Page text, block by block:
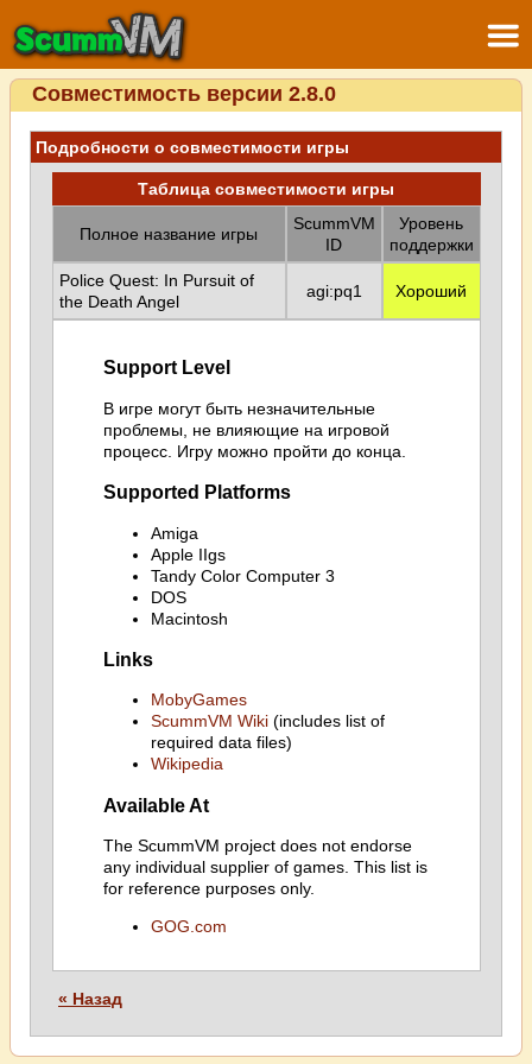
Совместимость версии 2.8.0
Подробности о совместимости игры
Таблица совместимости игры
Полное название игры
ScummVM
ID
Уровень
поддержки
Police Quest: In Pursuit of
the Death Angel
agi:pq1 Хороший
Support Level
В игре могут быть незначительные
проблемы, не влияющие на игровой
процесс. Игру можно пройти до конца.
Supported Platforms
Amiga
Apple IIgs
Tandy Color Computer 3
DOS
Macintosh
Links
MobyGames
ScummVM Wiki(includes list of
required data files)
Wikipedia
Available At
The ScummVM project does not endorse
any individual supplier of games. This list is
for reference purposes only.
GOG.com
« Назад